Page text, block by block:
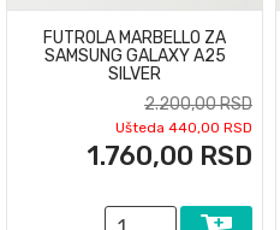
FUTROLA MARBELLO ZA
SAMSUNG GALAXY A25
SILVER
2.200,00 RSD
Ušteda 440,00 RSD
1.760,00 RSD